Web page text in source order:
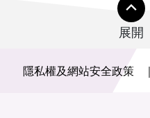
展開
隱私權及網站安全政策